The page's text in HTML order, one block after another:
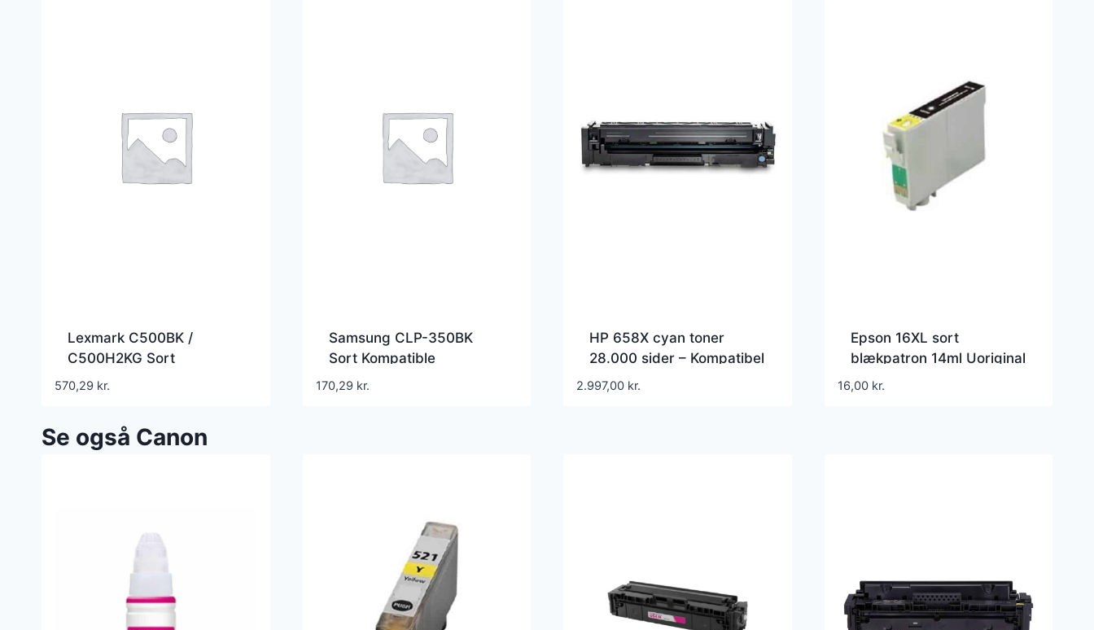
Lexmark C500BK /
C500H2KG Sort
Kompatible Lasertoner
570,29 kr.
Samsung CLP-350BK
Sort Kompatible
Lasertoner 4.000 Sider
170,29 kr.
HP 658X cyan toner
28.000 sider – Kompatibel
– W2001X
2.997,00 kr.
Epson 16XL sort
blækpatron 14ml Uoriginal
– C13T16314012
16,00 kr.
Se også Canon